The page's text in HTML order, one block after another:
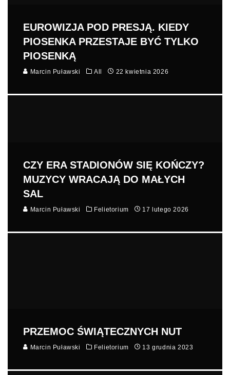
EUROWIZJA POD PRESJĄ. KIEDY
PIOSENKA PRZESTAJE BYĆ TYLKO
PIOSENKĄ
Marcin Puławski All 22 kwietnia 2026
CZY ERA STADIONÓW SIĘ KOŃCZY?
MUZYCY WRACAJĄ DO MAŁYCH
SAL
Marcin Puławski Felietorium 17 lutego 2026
PRZEMOC ŚWIĄTECZNYCH NUT
Marcin Puławski Felietorium 13 grudnia 2023